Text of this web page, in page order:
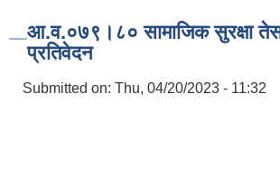
आ.व.०७९।८० सामाजिक सुरक्षा
प्रतिवेदन
Submitted on: Thu, 04/20/2023 - 11:32